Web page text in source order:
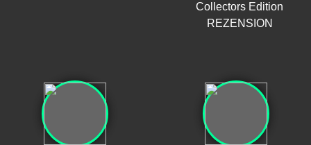
Collectors Edition
REZENSION